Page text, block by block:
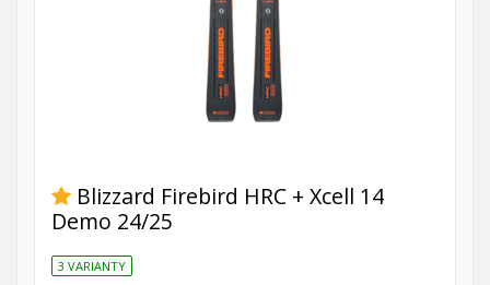
Blizzard Firebird HRC + Xcell 14
Demo 24/25
3 VARIANTY